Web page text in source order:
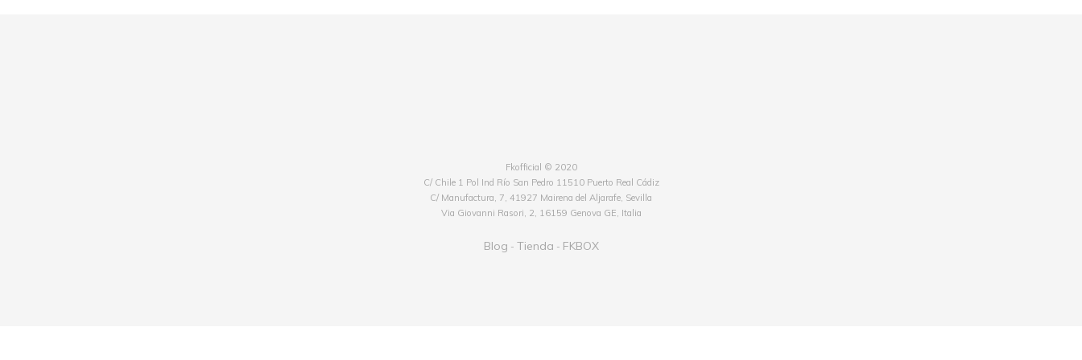
Fkofficial © 2020
C/ Chile 1 Pol Ind Río San Pedro 11510 Puerto Real Cádiz
C/ Manufactura, 7, 41927 Mairena del Aljarafe, Sevilla
Via Giovanni Rasori, 2, 16159 Genova GE, Italia
Blog - Tienda - FKBOX